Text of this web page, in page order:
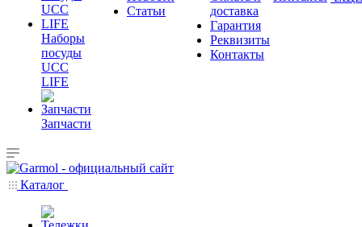
Наборы
посуды
UCC
LIFE
Запчасти
Статьи
доставка
Гарантия
Реквизиты
Контакты
Каталог